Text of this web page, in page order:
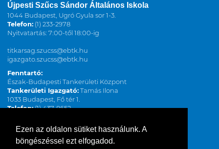
Ezen az oldalon sütiket használunk. A
böngészéssel ezt elfogadod.
Újpesti Szűcs Sándor Általános Iskola
1044 Budapest, Ugró Gyula sor 1-3.
Telefon: (1) 233-2978
Nyitvatartás: 7:00-től 18:00-ig
titkarsag.szucss@ebtk.hu
igazgato.szucss@ebtk.hu
Fenntartó:
Észak-Budapesti Tankerületi Központ
Tankerületi Igazgató:Tamás Ilona
1033 Budapest, Fő tér 1.
Telefon:(1) 437-8652
www.kk.gov.hu